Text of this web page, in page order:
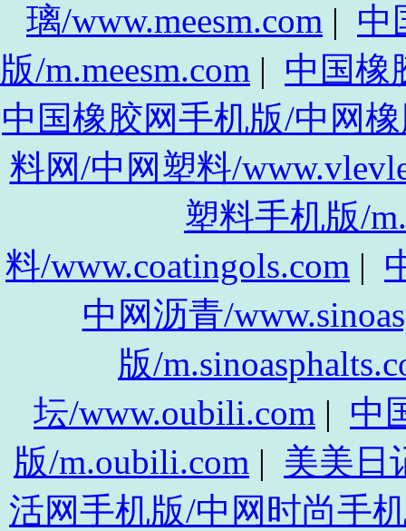
璃/www.meesm.com | 中
版/m.meesm.com | 中国橡
中国橡胶网手机版/中网
料网/中网塑料/
塑料手机版/
料/www.coatingols.com |
中网沥青/
版/
坛/www.oubili.com | 中
版/m.oubili.com | 美美日
活网手机版/中网时尚手